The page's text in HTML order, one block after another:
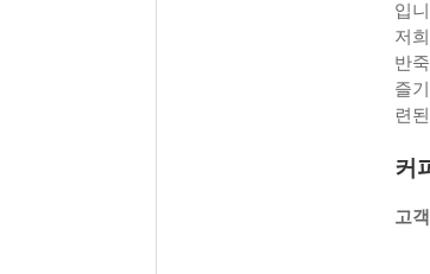
입
저
반
즐
련
커
고